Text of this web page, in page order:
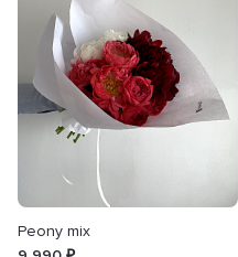
Peony mix